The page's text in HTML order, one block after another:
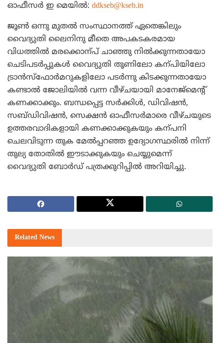
ഓഫീസര്‍ ഇ മെയില്‍: ddkseb@kseb.in
ജൂണ്‍ ഒന്നു മുതല്‍ സംസ്ഥാനത്ത് ഏതെങ്കിലും
വൈദ്യുതി ലൈനിനു മീതെ അപകടകരമായ
വിധത്തില്‍ മരക്കൊന്പ് ചാഞ്ഞു നില്‍ക്കുന്നതായോ
ചെടിപടര്‍പ്പുകള്‍ വൈദ്യുതി തൂണിലോ കന്പിയിലോ
ട്രാന്‍സ്‌ഫോര്‍മറുകളിലോ പടര്‍ന്നു കിടക്കുന്നതായോ
കണ്ടാല്‍ ജോലിയില്‍ വന്ന വീഴ്ചയായി മാനേജ്‌മെന്റ്
കണക്കാക്കും. ബന്ധപ്പെട്ട സര്‍ക്കിള്‍, ഡിവിഷന്‍,
സബ്ഡിവിഷന്‍, സെക്ഷന്‍ ഓഫീസര്‍മാരെ വീഴ്ചയുടെ
ഉത്തരവാദികളായി കണക്കാക്കുകയും കന്പനി
ചെലവിടുന്ന തുക മേല്‍പ്പറഞ്ഞ ഉദ്യോഗസ്ഥരില്‍ നിന്ന്
തുല്യ തോതില്‍ ഈടാക്കുകയും ചെയ്യുമെന്ന്
വൈദ്യുതി ബോര്‍ഡ് പത്രക്കുറിപ്പില്‍ അറിയിച്ചു.
Related News